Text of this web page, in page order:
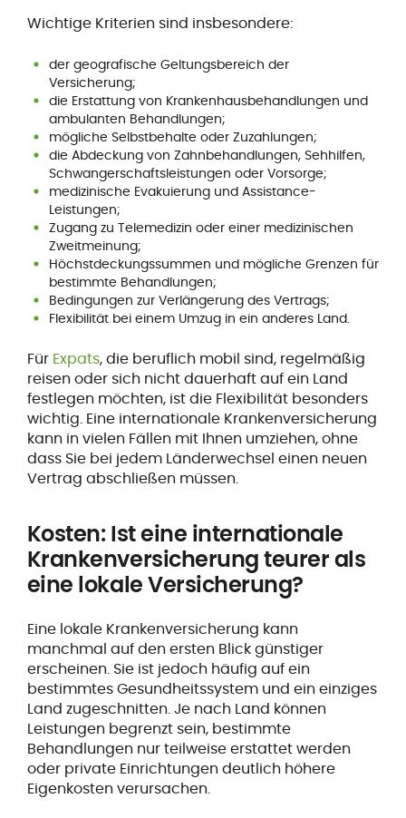
Wichtige Kriterien sind insbesondere:
der geografische Geltungsbereich der
Versicherung;
die Erstattung von Krankenhausbehandlungen und
ambulanten Behandlungen;
mögliche Selbstbehalte oder Zuzahlungen;
die Abdeckung von Zahnbehandlungen, Sehhilfen,
Schwangerschaftsleistungen oder Vorsorge;
medizinische Evakuierung und Assistance-
Leistungen;
Zugang zu Telemedizin oder einer medizinischen
Zweitmeinung;
Höchstdeckungssummen und mögliche Grenzen für
bestimmte Behandlungen;
Bedingungen zur Verlängerung des Vertrags;
Flexibilität bei einem Umzug in ein anderes Land.
Für Expats, die beruflich mobil sind, regelmäßig
reisen oder sich nicht dauerhaft auf ein Land
festlegen möchten, ist die Flexibilität besonders
wichtig. Eine internationale Krankenversicherung
kann in vielen Fällen mit Ihnen umziehen, ohne
dass Sie bei jedem Länderwechsel einen neuen
Vertrag abschließen müssen.
Kosten: Ist eine internationale
Krankenversicherung teurer als
eine lokale Versicherung?
Eine lokale Krankenversicherung kann
manchmal auf den ersten Blick günstiger
erscheinen. Sie ist jedoch häufig auf ein
bestimmtes Gesundheitssystem und ein einziges
Land zugeschnitten. Je nach Land können
Leistungen begrenzt sein, bestimmte
Behandlungen nur teilweise erstattet werden
oder private Einrichtungen deutlich höhere
Eigenkosten verursachen.